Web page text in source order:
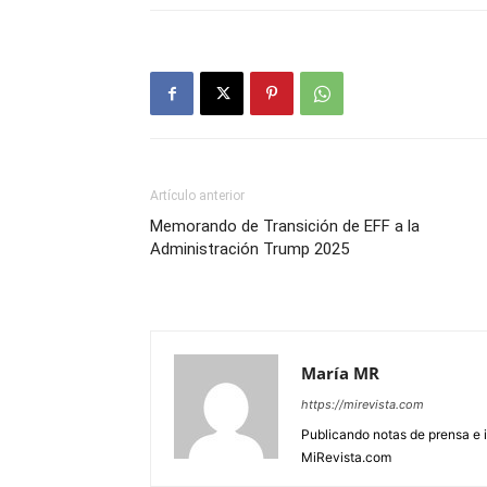
Artículo anterior
Memorando de Transición de EFF a la
Administración Trump 2025
María MR
https://mirevista.com
Publicando notas de prensa
MiRevista.com